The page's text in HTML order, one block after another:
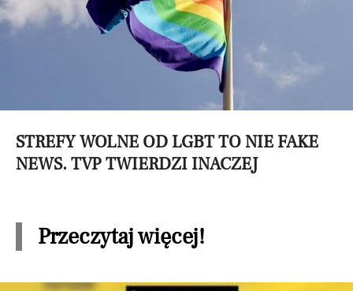
STREFY WOLNE OD LGBT TO NIE FAKE
NEWS. TVP TWIERDZI INACZEJ
Przeczytaj więcej!